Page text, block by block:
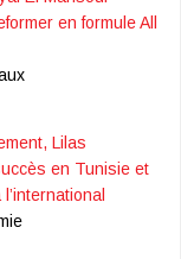
en formule All
Lilas
en Tunisie et